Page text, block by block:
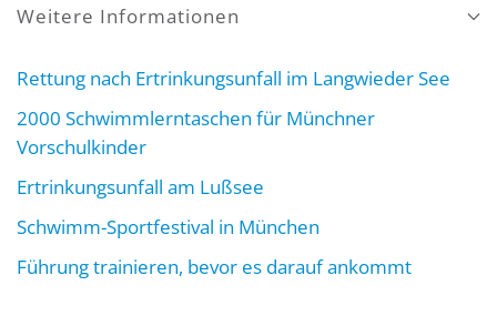
Weitere Informationen
Rettung nach Ertrinkungsunfall im Langwieder See
2000 Schwimmlerntaschen für Münchner
Vorschulkinder
Ertrinkungsunfall am Lußsee
Schwimm-Sportfestival in München
Führung trainieren, bevor es darauf ankommt